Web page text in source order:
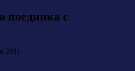
поединка с
2011